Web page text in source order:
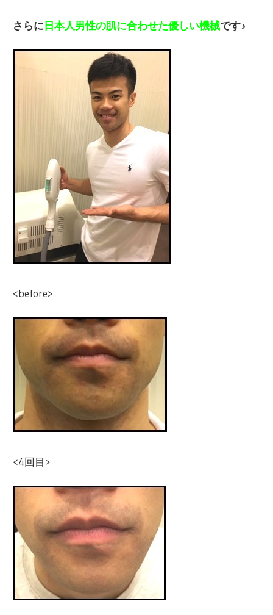
さらに日本人男性の肌に合わせた優しい機械です♪
<before>
<4回目>